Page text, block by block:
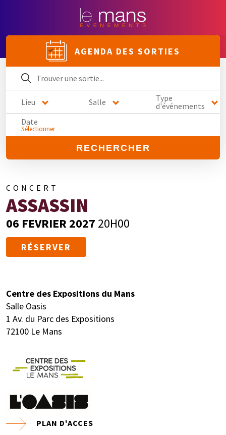
AGENDA DES SORTIES
Lieu Salle
Type
d'événements
Date
Sélectionner
RECHERCHER
CONCERT
ASSASSIN
06 FEVRIER 2027 20H00
RÉSERVER
Centre des Expositions du Mans
Salle Oasis
1 Av. du Parc des Expositions
72100 Le Mans
PLAN D'ACCES